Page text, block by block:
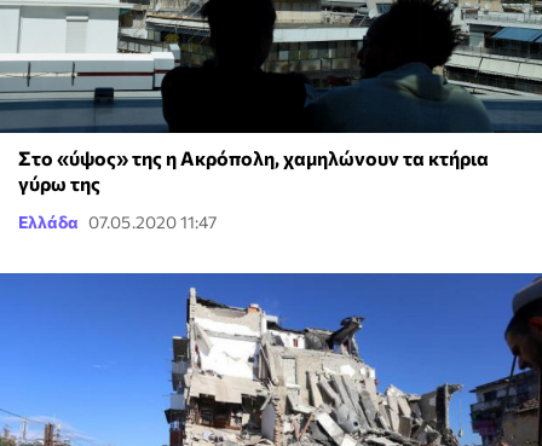
Στο «ύψος» της η Ακρόπολη, χαμηλώνουν τα κτήρια
γύρω της
Ελλάδα 07.05.2020 11:47